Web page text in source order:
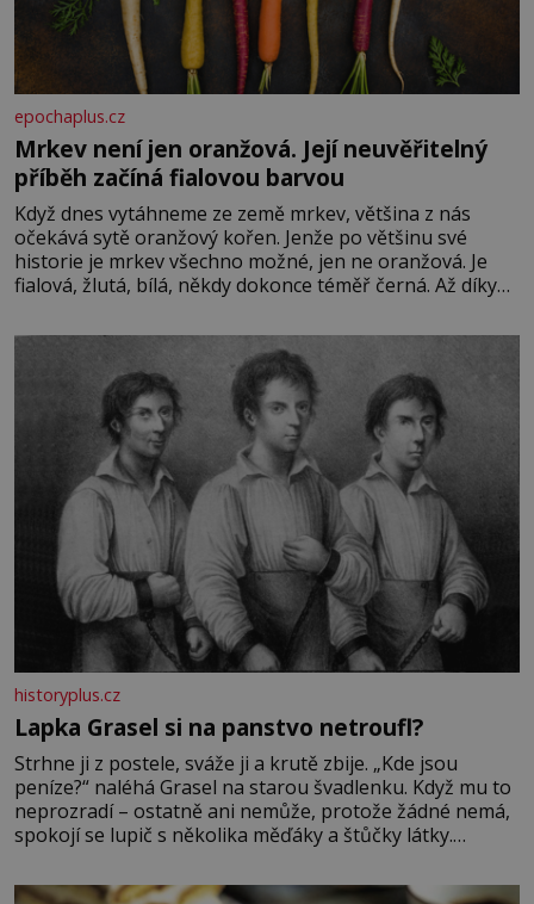
epochaplus.cz
Mrkev není jen oranžová. Její neuvěřitelný
příběh začíná fialovou barvou
Když dnes vytáhneme ze země mrkev, většina z nás
očekává sytě oranžový kořen. Jenže po většinu své
historie je mrkev všechno možné, jen ne oranžová. Je
fialová, žlutá, bílá, někdy dokonce téměř černá. Až díky
bez které si českou zahradu ani nedokážeme představit.
historyplus.cz
Lapka Grasel si na panstvo netroufl?
Strhne ji z postele, sváže ji a krutě zbije. „Kde jsou
peníze?“ naléhá Grasel na starou švadlenku. Když mu to
neprozradí – ostatně ani nemůže, protože žádné nemá,
spokojí se lupič s několika měďáky a štůčky látky.
krutý. Jeho činy budí hrůzu ještě dlouho po jeho smrti